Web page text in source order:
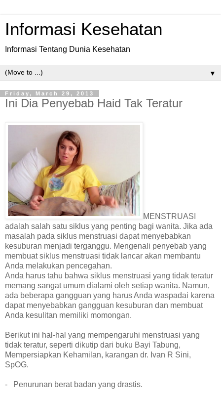
Informasi Kesehatan
Informasi Tentang Dunia Kesehatan
▼
Friday, March 29, 2013
Ini Dia Penyebab Haid Tak Teratur
MENSTRUASI
adalah salah satu siklus yang penting bagi wanita. Jika ada
masalah pada siklus menstruasi dapat menyebabkan
kesuburan menjadi terganggu. Mengenali penyebab yang
membuat siklus menstruasi tidak lancar akan membantu
Anda melakukan pencegahan.
Anda harus tahu bahwa siklus menstruasi yang tidak teratur
memang sangat umum dialami oleh setiap wanita. Namun,
ada beberapa gangguan yang harus Anda waspadai karena
dapat menyebabkan gangguan kesuburan dan membuat
Anda kesulitan memiliki momongan.
Berikut ini hal-hal yang mempengaruhi menstruasi yang
tidak teratur, seperti dikutip dari buku Bayi Tabung,
Mempersiapkan Kehamilan, karangan dr. Ivan R Sini,
SpOG.
- Penurunan berat badan yang drastis.